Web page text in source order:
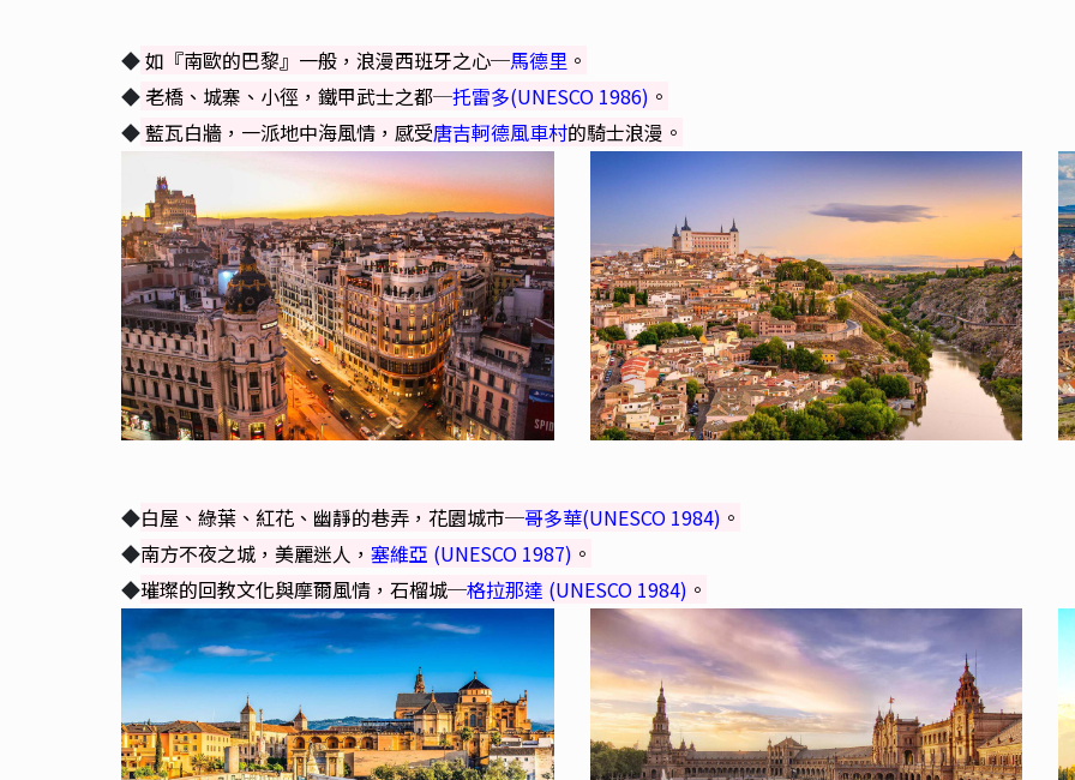
◆如『南歐的巴黎』一般，浪漫西班牙之心─馬德里 。
◆老橋、城寨、小徑，鐵甲武士之都─托雷多(UNESCO 1986) 。
◆藍瓦白牆，一派地中海風情，感受唐吉軻德風車村的騎士浪漫。
◆白屋、綠葉、紅花、幽靜的巷弄，花園城市─哥多華(UNESCO 1984) 。
◆南方不夜之城，美麗迷人， 塞維亞 (UNESCO 1987) 。
◆璀璨的回教文化與摩爾風情，石榴城─格拉那達 (UNESCO 1984) 。